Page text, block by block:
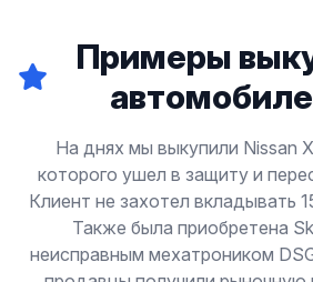
Примеры
На днях мы выкупили Nissan
которого ушел в защиту и
Клиент не захотел вкладывать
Также была приобретена
неисправным мехатроником